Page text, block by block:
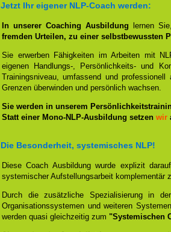
Jetzt Ihr eigener NLP-Coach werden:
In unserer Coaching Ausbildung lernen
fremden Urteilen, zu einer selbstbewussten
Sie erwerben Fähigkeiten im Arbeiten mit
eigenen Handlungs-, Persönlichkeits- und
Trainingsniveau, umfassend und
Grenzen überwinden und persönlich wachsen.
Sie werden in unserem
Statt einer Mono-NLP-Ausbildung setzen wir
Die Besonderheit, systemisches NLP!
Diese Coach Ausbildung wurde explizit
systemischer Aufstellungsarbeit komplementär
Durch die zusätzliche Spezialisierung in
Organisationssystemen und weiteren
werden quasi gleichzeitig zum "Systemischen